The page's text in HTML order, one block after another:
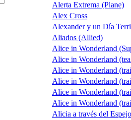
Alerta Extrema (Plane)
Alex Cross
Alexander y un Día
Aliados (Allied)
Alice in Wonderland
Alice in Wonderland
Alice in Wonderland
Alice in Wonderland
Alice in Wonderland
Alice in Wonderland
Alicia a través del